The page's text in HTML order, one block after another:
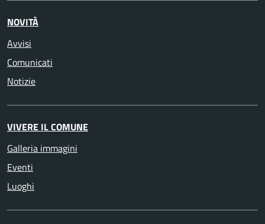
NOVITÀ
Avvisi
Comunicati
Notizie
VIVERE IL COMUNE
Galleria immagini
Eventi
Luoghi